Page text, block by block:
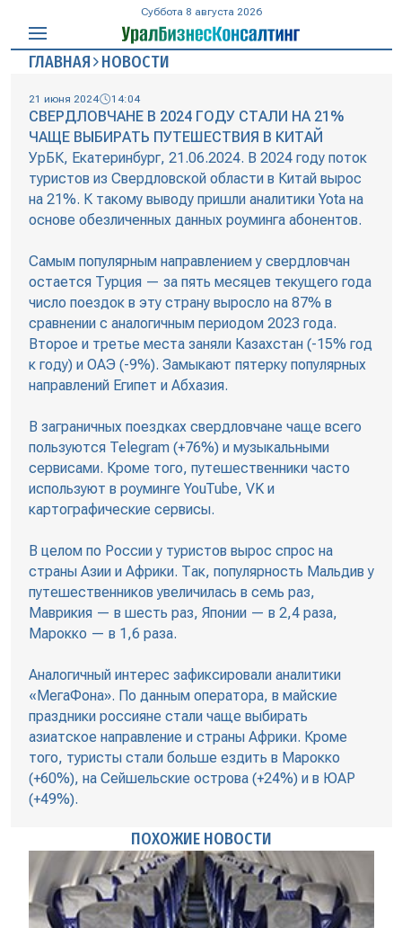
Суббота 8 августа 2026
ГЛАВНАЯ НОВОСТИ
21 июня 2024 14:04
СВЕРДЛОВЧАНЕ В 2024 ГОДУ СТАЛИ НА 21%
ЧАЩЕ ВЫБИРАТЬ ПУТЕШЕСТВИЯ В КИТАЙ
УрБК, Екатеринбург, 21.06.2024. В 2024 году поток
туристов из Свердловской области в Китай вырос
на 21%. К такому выводу пришли аналитики Yota на
основе обезличенных данных роуминга абонентов.
Самым популярным направлением у свердловчан
остается Турция — за пять месяцев текущего года
число поездок в эту страну выросло на 87% в
сравнении с аналогичным периодом 2023 года.
Второе и третье места заняли Казахстан (-15% год
к году) и ОАЭ (-9%). Замыкают пятерку популярных
направлений Египет и Абхазия.
В заграничных поездках свердловчане чаще всего
пользуются Telegram (+76%) и музыкальными
сервисами. Кроме того, путешественники часто
используют в роуминге YouTube, VK и
картографические сервисы.
В целом по России у туристов вырос спрос на
страны Азии и Африки. Так, популярность Мальдив у
путешественников увеличилась в семь раз,
Маврикия — в шесть раз, Японии — в 2,4 раза,
Марокко — в 1,6 раза.
Аналогичный интерес зафиксировали аналитики
«МегаФона». По данным оператора, в майские
праздники россияне стали чаще выбирать
азиатское направление и страны Африки. Кроме
того, туристы стали больше ездить в Марокко
(+60%), на Сейшельские острова (+24%) и в ЮАР
(+49%).
ПОХОЖИЕ НОВОСТИ